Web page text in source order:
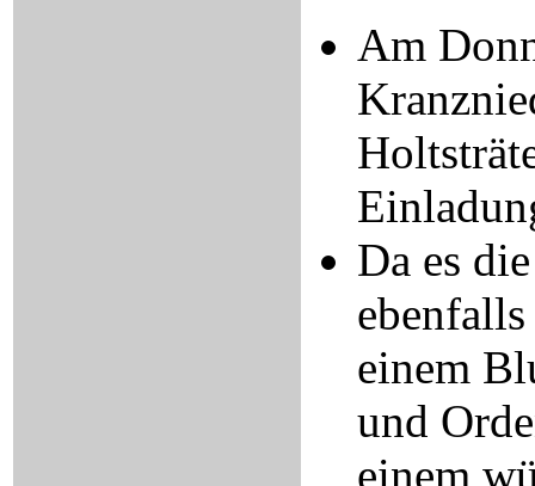
Am
Da es
einem
und
einem